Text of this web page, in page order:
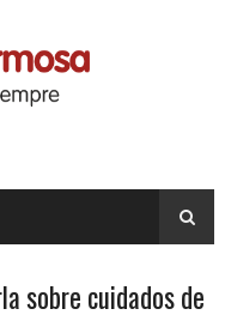
sobre cuidados de